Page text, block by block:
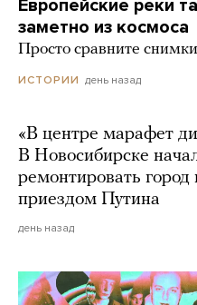
Европейские реки
заметно из космоса
Просто сравните
ИСТОРИИ день назад
«В центре марафет
В Новосибирске
ремонтировать
приездом Путина
день назад